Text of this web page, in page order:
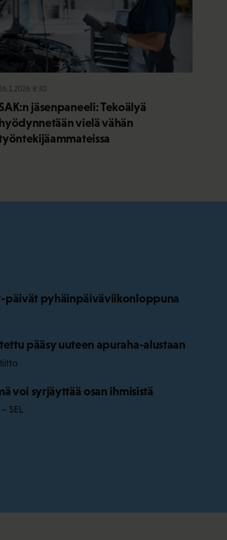
8:30
jäsenpaneeli: Tekoälyä
vielä vähän
päivät pyhäinpäiväviikonloppuna
pääsy uuteen apuraha-alustaan
voi syrjäyttää osan ihmisistä
SEL